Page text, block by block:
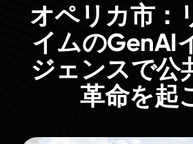
事業内容
パートナーシップ
オペリカ市：
イムのGenAI
ジェンスで公
革命を起